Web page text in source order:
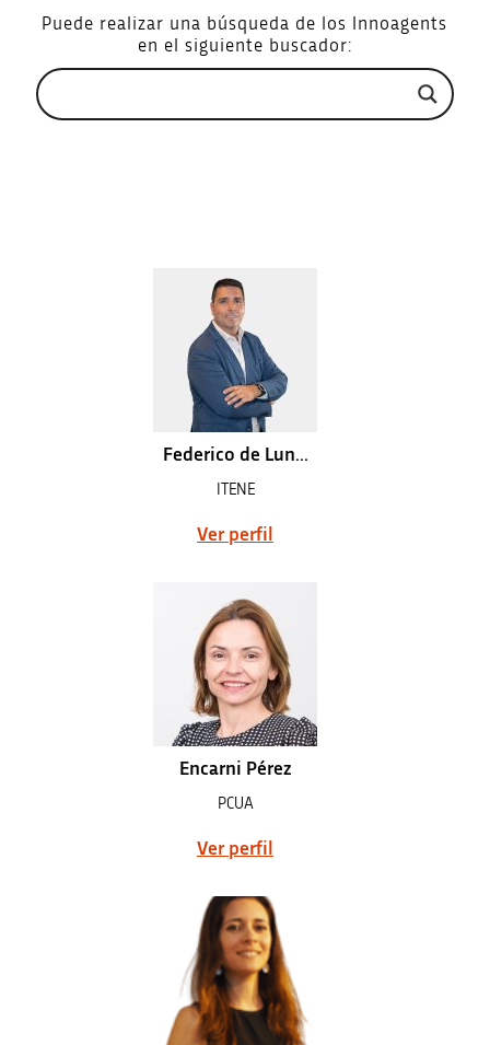
Puede realizar una búsqueda de los Innoagents
en el siguiente buscador:
Federico de Lun...
ITENE
Ver perfil
Encarni Pérez
PCUA
Ver perfil